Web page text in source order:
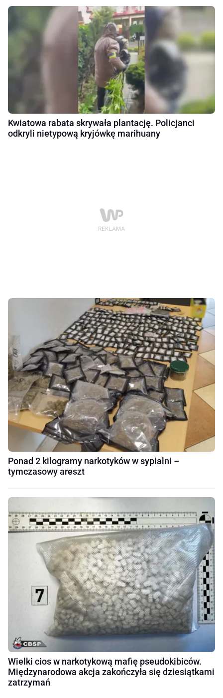
Kwiatowa rabata skrywała plantację. Policjanci
odkryli nietypową kryjówkę marihuany
Ponad 2 kilogramy narkotyków w sypialni –
tymczasowy areszt
Wielki cios w narkotykową mafię pseudokibiców.
Międzynarodowa akcja zakończyła się dziesiątkami
zatrzymań